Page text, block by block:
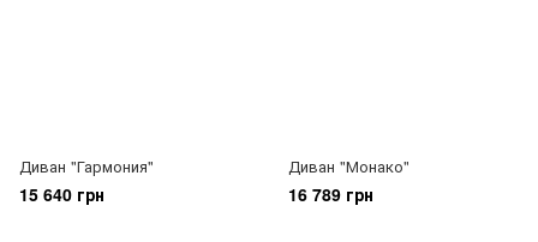
Диван "Гармония"
15 640 грн
Диван "Монако"
16 789 грн